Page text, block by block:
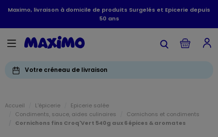
Maximo, livraison à domicile de produits Surgelés et Epicerie depuis
50 ans
Votre créneau de livraison
Accueil L'épicerie
Epicerie salée
Condiments, sauce, aides culinaires
Cornichons et condiments
Cornichons fins Croq'Vert 540g aux 6 épices & aromates